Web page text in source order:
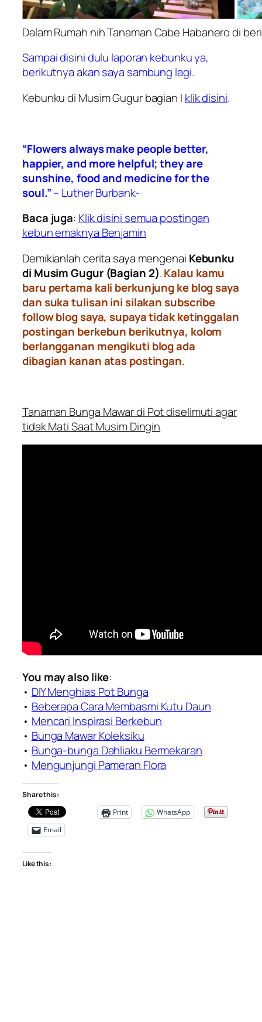
Dalam Rumah nih Tanaman Cabe Habanero di
Sampai disini dulu laporan kebunku ya,
berikutnya akan saya sambung lagi.
Kebunku di Musim Gugur bagian I klik disini.
“Flowers always make people better,
happier, and more helpful; they are
sunshine, food and medicine for the
soul.”– Luther Burbank-
Baca juga: Klik disini semua postingan
kebun emaknya Benjamin
Demikianlah cerita saya mengenai Kebunku
di Musim Gugur (Bagian 2).Kalau kamu
baru pertama kali berkunjung ke blog saya
dan suka tulisan ini silakan subscribe
follow blog saya, supaya tidak ketinggalan
postingan berkebun berikutnya, kolom
berlangganan mengikuti blog ada
dibagian kanan atas postingan.
Tanaman Bunga Mawar di Pot diselimuti agar
tidak Mati Saat Musim Dingin
You may also like:
• DIY Menghias Pot Bunga
• Beberapa Cara Membasmi Kutu Daun
• Mencari Inspirasi Berkebun
• Bunga Mawar Koleksiku
• Bunga-bunga Dahliaku Bermekaran
• Mengunjungi Pameran Flora
Share this:
Print
WhatsApp
Email
Like this: